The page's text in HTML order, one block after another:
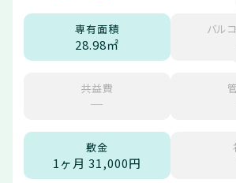
専有面積
28.98㎡
バル
共益費
─
敷金
1ヶ月 31,000円